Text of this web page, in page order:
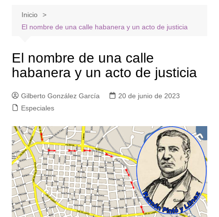
Inicio
El nombre de una calle habanera y un acto de justicia
El nombre de una calle
habanera y un acto de justicia
Gilberto González García
20 de junio de 2023
Especiales